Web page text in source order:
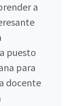
a
puesto
para
docente